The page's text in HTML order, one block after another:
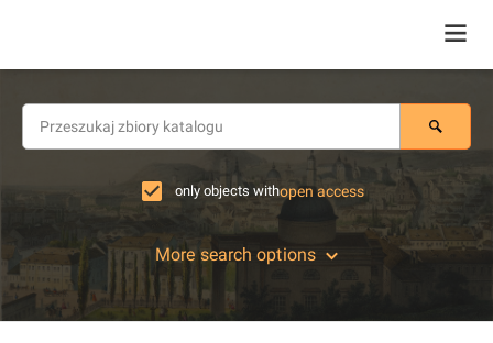
only objects withopen access
More search options